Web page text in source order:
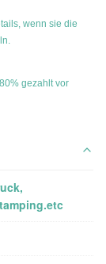
wenn sie die
gezahlt vor